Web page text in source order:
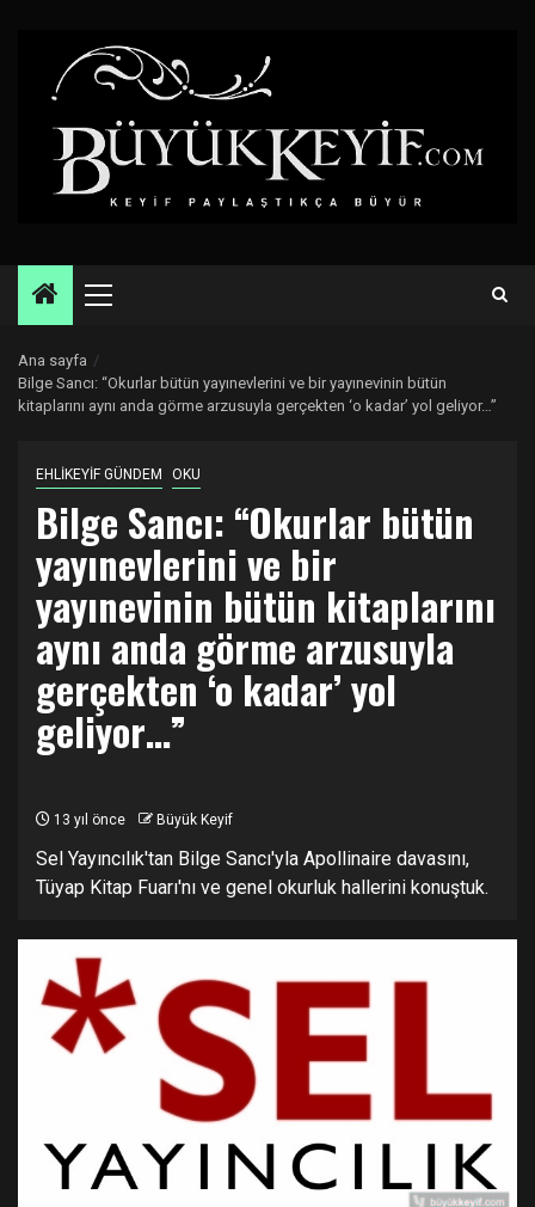
Primary
Ana sayfa
Bilge Sancı: “Okurlar bütün yayınevlerini ve bir yayınevinin bütün
kitaplarını aynı anda görme arzusuyla gerçekten ‘o kadar’ yol geliyor…”
EHLİKEYİF GÜNDEM OKU
Bilge Sancı: “Okurlar bütün
yayınevlerini ve bir
yayınevinin bütün kitaplarını
aynı anda görme arzusuyla
gerçekten ‘o kadar’ yol
geliyor…”
13 yıl önce Büyük Keyif
Sel Yayıncılık'tan Bilge Sancı'yla Apollinaire davasını,
Tüyap Kitap Fuarı'nı ve genel okurluk hallerini konuştuk.